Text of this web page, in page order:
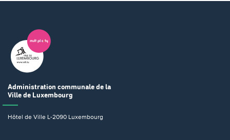
Administration communale de la
Ville de Luxembourg
Hôtel de Ville L-2090 Luxembourg